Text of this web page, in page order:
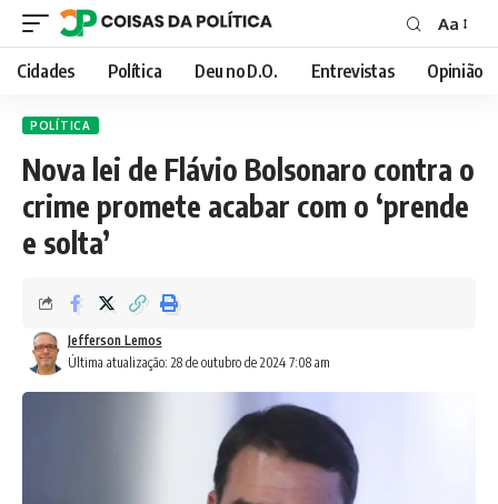
Font
Resizer
Aa
Cidades Política Deu no D.O. Entrevistas Opinião
POLÍTICA
Nova lei de Flávio Bolsonaro contra o
crime promete acabar com o ‘prende
e solta’
Última atualização: 28 de outubro de 2024 7:08 am
Jefferson Lemos